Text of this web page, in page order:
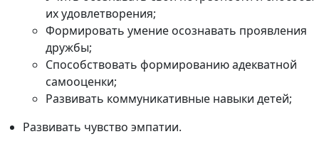
их удовлетворения;
Формировать умение осознавать проявления
дружбы;
Способствовать формированию адекватной
самооценки;
Развивать коммуникативные навыки детей;
Развивать чувство эмпатии.